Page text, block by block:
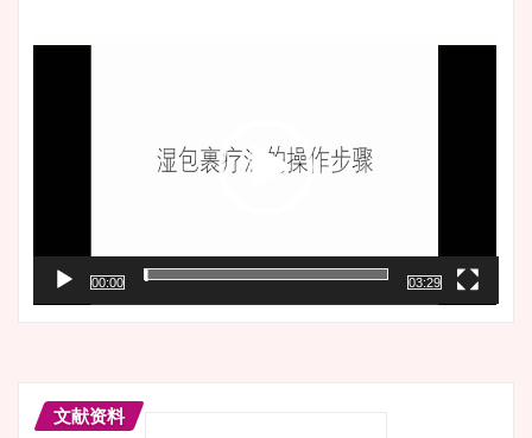
频
00:00 03:29
文献资料